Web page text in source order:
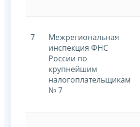
7
Межрегиональная
инспекция ФНС
России по
крупнейшим
налогоплательщикам
№ 7